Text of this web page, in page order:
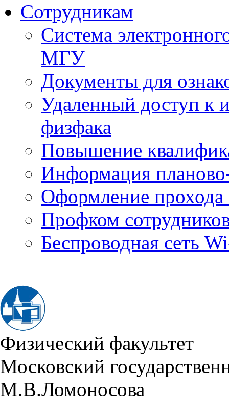
Сотрудникам
Система
МГУ
Документы для
Удаленный доступ к
физфака
Повышение
Информация
Оформление прохода
Профком
Беспроводная сеть
Физический факультет
Московский
М.В.Ломоносова